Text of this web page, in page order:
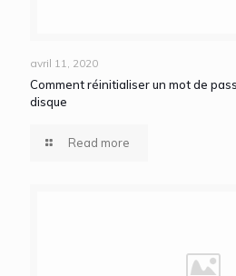
avril 11, 2020
Comment réinitialiser un mot de
disque
Read more